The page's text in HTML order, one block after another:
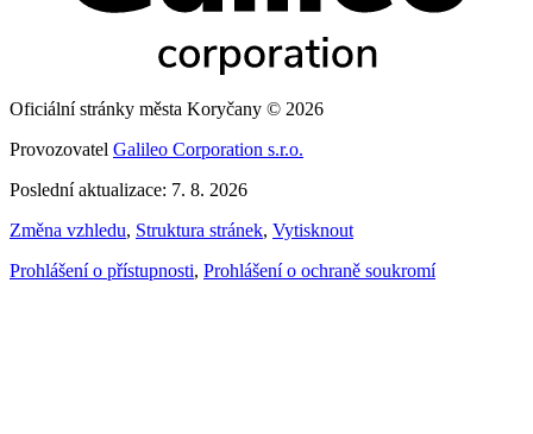
Oficiální stránky města Koryčany © 2026
Provozovatel Galileo Corporation s.r.o.
Poslední aktualizace: 7. 8. 2026
Změna vzhledu, Struktura stránek, Vytisknout
Prohlášení o přístupnosti, Prohlášení o ochraně soukromí